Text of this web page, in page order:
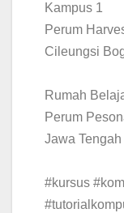
Kampus 1
Perum
Cileungsi
Rumah
Perum
Jawa Tengah
#kursus